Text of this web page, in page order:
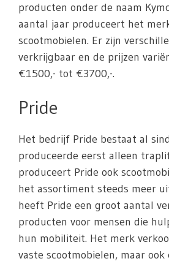
producten onder de naam
aantal jaar produceert het
scootmobielen. Er zijn
verkrijgbaar en de prijzen
€1500,- tot €3700,-.
Pride
Het bedrijf Pride bestaat al
produceerde eerst alleen
produceert Pride ook
het assortiment steeds meer
heeft Pride een groot aantal
producten voor mensen die
hun mobiliteit. Het merk
vaste scootmobielen, maar ook